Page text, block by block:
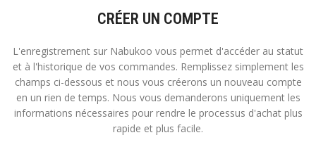
CRÉER UN COMPTE
L'enregistrement sur Nabukoo vous permet d'accéder au statut
et à l'historique de vos commandes. Remplissez simplement les
champs ci-dessous et nous vous créerons un nouveau compte
en un rien de temps. Nous vous demanderons uniquement les
informations nécessaires pour rendre le processus d'achat plus
rapide et plus facile.